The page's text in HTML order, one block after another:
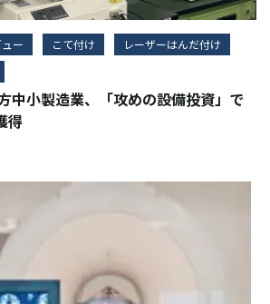
ー こて付け
レーザーはんだ付け
中小製造業、「攻めの設備投資」で
得